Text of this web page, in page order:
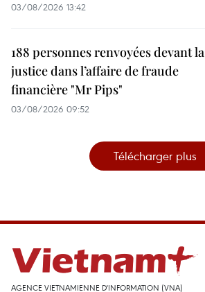
03/08/2026 13:42
188 personnes renvoyées devant la
justice dans l’affaire de fraude
financière "Mr Pips"
03/08/2026 09:52
Télécharger plus
AGENCE VIETNAMIENNE D'INFORMATION (VNA)